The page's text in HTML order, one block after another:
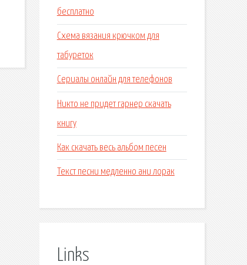
бесплатно
Схема вязания крючком для
табуреток
Сериалы онлайн для телефонов
Никто не придет гарнер скачать
книгу
Как скачать весь альбом песен
Текст песни медленно ани лорак
Links